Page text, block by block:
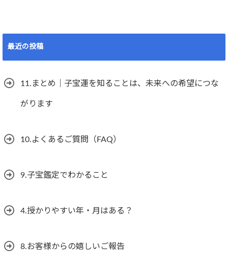
最近の投稿
11.まとめ｜子宝運を知ることは、未来への希望につな
がります
10.よくあるご質問（FAQ）
9.子宝鑑定でわかること
4.授かりやすい年・月はある？
8.お客様からの嬉しいご報告